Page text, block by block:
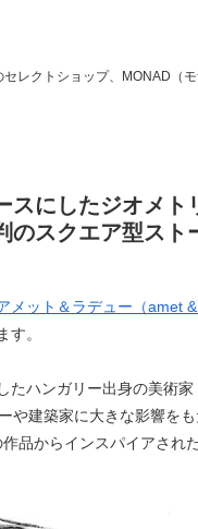
レクトショップ、MONAD（
スにしたジオメト
のスクエア型スト
メット＆ラデュー（amet &
す。
たハンガリー出身の美術家
や建築家に大きな影響をも
品からインスパイアされ